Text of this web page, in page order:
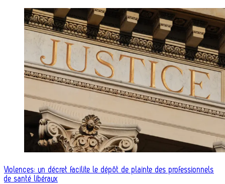
Violences: un décret facilite le dépôt de plainte des professionnels
de santé libéraux